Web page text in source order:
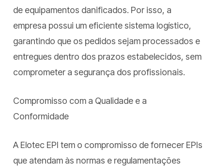
de equipamentos danificados. Por isso, a
empresa possui um eficiente sistema logístico,
garantindo que os pedidos sejam processados e
entregues dentro dos prazos estabelecidos, sem
comprometer a segurança dos profissionais.
Compromisso com a Qualidade e a
Conformidade
A Elotec EPI tem o compromisso de fornecer EPIs
que atendam às normas e regulamentações